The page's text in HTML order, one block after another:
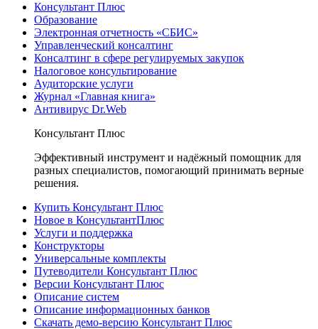
Консультант Плюс
Образование
Электронная отчетность «СБИС»
Управленческий консалтинг
Консалтинг в сфере регулируемых закупок
Налоговое консультирование
Аудиторские услуги
Журнал «Главная книга»
Антивирус Dr.Web
Консультант Плюс
Эффективный инструмент и надёжный помощник для
разных специалистов, помогающий принимать верные
решения.
Купить Консультант Плюс
Новое в КонсультантПлюс
Услуги и поддержка
Конструкторы
Универсальные комплекты
Путеводители Консультант Плюс
Версии Консультант Плюс
Описание систем
Описание информационных банков
Скачать демо-версию Консультант Плюс